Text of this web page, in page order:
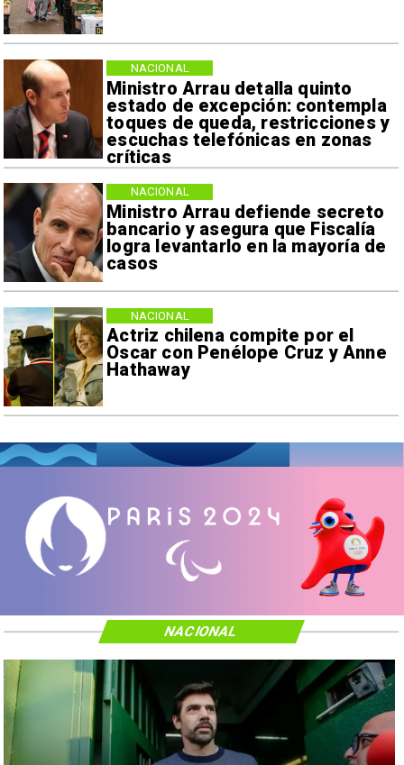
Ministro Arrau detalla quinto
estado de excepción: contempla
toques de queda, restricciones y
escuchas telefónicas en zonas
críticas
NACIONAL
Ministro Arrau defiende secreto
bancario y asegura que Fiscalía
logra levantarlo en la mayoría de
casos
NACIONAL
Actriz chilena compite por el
Oscar con Penélope Cruz y Anne
Hathaway
NACIONAL
NACIONAL